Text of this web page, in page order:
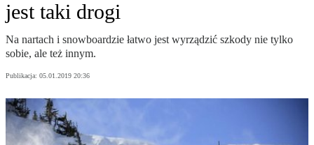
jest taki drogi
Na nartach i snowboardzie łatwo jest wyrządzić szkody nie tylko
sobie, ale też innym.
Publikacja: 05.01.2019 20:36